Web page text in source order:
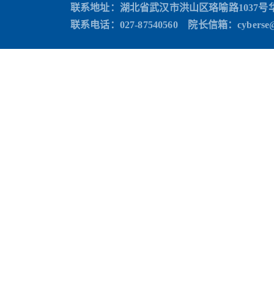
联系地址：湖北省武汉市洪山区珞喻路1037号
联系电话：027-87540560 院长信箱：